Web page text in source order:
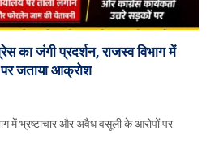
का जंगी प्रदर्शन, राजस्व विभाग में
जताया आक्रोश
में भ्रष्टाचार और अवैध वसूली के आरोपों पर